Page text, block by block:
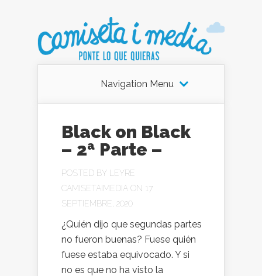
Navigation Menu
Black on Black
– 2ª Parte –
POSTED BY
LEYRE
CAMISETAIMEDIA ON 17
SEPTIEMBRE, 2020
¿Quién dijo que segundas partes
no fueron buenas? Fuese quién
fuese estaba equivocado. Y si
no es que no ha visto la